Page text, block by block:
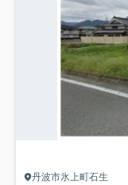
丹波市氷上町石生